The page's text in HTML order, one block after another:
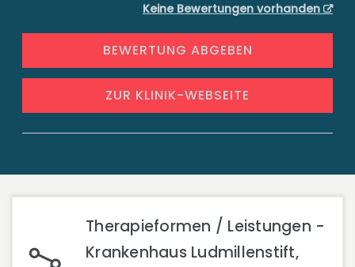
Keine Bewertungen vorhanden
BEWERTUNG ABGEBEN
ZUR KLINIK-WEBSEITE
Therapieformen / Leistungen -
Krankenhaus Ludmillenstift,